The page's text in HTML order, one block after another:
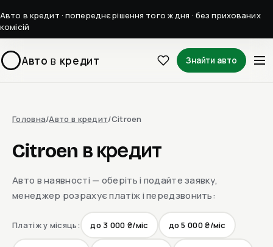
Авто в кредит · попереднє рішення того ж дня · без прихованих
комісій
Авто в кредит Знайти авто
Головна/Авто в кредит/Citroen
Citroen в кредит
Авто в наявності — оберіть і подайте заявку,
менеджер розрахує платіж і передзвонить:
Платіж у місяць: до 3 000 ₴/міс до 5 000 ₴/міс